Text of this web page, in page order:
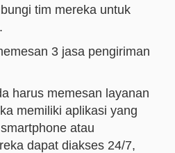
tim mereka untuk
3 jasa pengiriman
harus memesan layanan
memiliki aplikasi yang
atau
dapat diakses 24/7,